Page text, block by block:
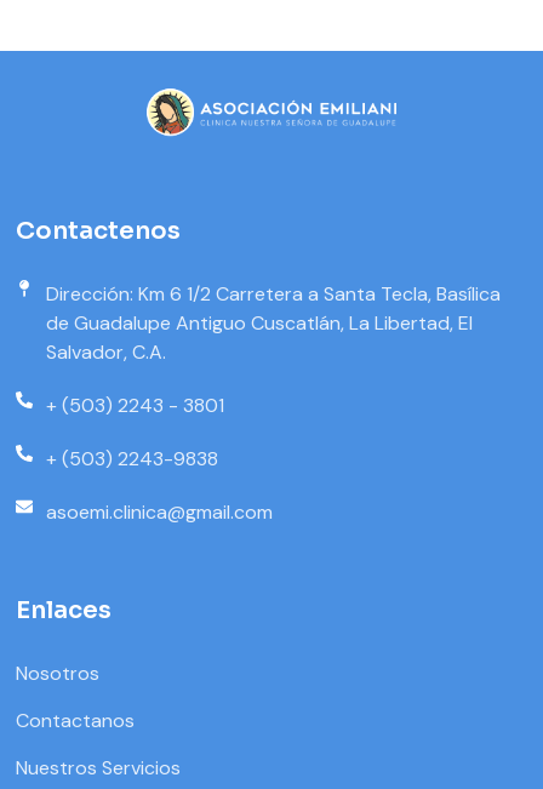
Contactenos
Dirección: Km 6 1/2 Carretera a Santa Tecla, Basílica
de Guadalupe Antiguo Cuscatlán, La Libertad, El
Salvador, C.A.
+ (503) 2243 - 3801
+ (503) 2243-9838
asoemi.clinica@gmail.com
Enlaces
Nosotros
Contactanos
Nuestros Servicios